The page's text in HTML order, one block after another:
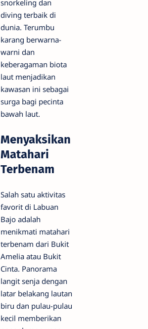
snorkeling dan
diving terbaik di
dunia. Terumbu
karang berwarna-
warni dan
keberagaman biota
laut menjadikan
kawasan ini sebagai
surga bagi pecinta
bawah laut.
Menyaksikan
Matahari
Terbenam
Salah satu aktivitas
favorit di Labuan
Bajo adalah
menikmati matahari
terbenam dari Bukit
Amelia atau Bukit
Cinta. Panorama
langit senja dengan
latar belakang lautan
biru dan pulau-pulau
kecil memberikan